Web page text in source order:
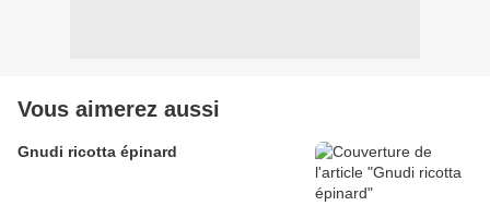
Vous aimerez aussi
Gnudi ricotta épinard